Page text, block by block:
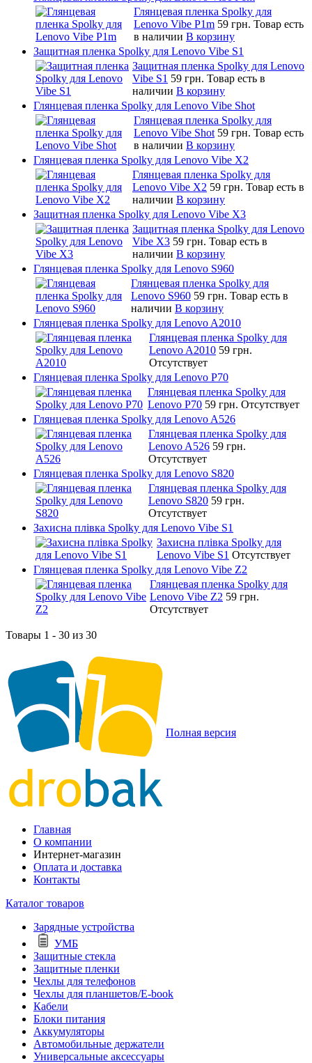
Глянцевая пленка Spolky для
Lenovo Vibe P1m 59 грн. Товар есть
в наличии В корзину
Защитная пленка Spolky для Lenovo Vibe S1
Защитная пленка Spolky для Lenovo
Vibe S1 59 грн. Товар есть в
наличии В корзину
Глянцевая пленка Spolky для Lenovo Vibe Shot
Глянцевая пленка Spolky для
Lenovo Vibe Shot 59 грн. Товар есть
в наличии В корзину
Глянцевая пленка Spolky для Lenovo Vibe X2
Глянцевая пленка Spolky для
Lenovo Vibe X2 59 грн. Товар есть в
наличии В корзину
Защитная пленка Spolky для Lenovo Vibe X3
Защитная пленка Spolky для Lenovo
Vibe X3 59 грн. Товар есть в
наличии В корзину
Глянцевая пленка Spolky для Lenovo S960
Глянцевая пленка Spolky для
Lenovo S960 59 грн. Товар есть в
наличии В корзину
Глянцевая пленка Spolky для Lenovo A2010
Глянцевая пленка Spolky для
Lenovo A2010 59 грн.
Отсутствует
Глянцевая пленка Spolky для Lenovo P70
Глянцевая пленка Spolky для
Lenovo P70 59 грн. Отсутствует
Глянцевая пленка Spolky для Lenovo A526
Глянцевая пленка Spolky для
Lenovo A526 59 грн.
Отсутствует
Глянцевая пленка Spolky для Lenovo S820
Глянцевая пленка Spolky для
Lenovo S820 59 грн.
Отсутствует
Захисна плівка Spolky для Lenovo Vibe S1
Захисна плівка Spolky для
Lenovo Vibe S1 Отсутствует
Глянцевая пленка Spolky для Lenovo Vibe Z2
Глянцевая пленка Spolky для
Lenovo Vibe Z2 59 грн.
Отсутствует
Товары 1 - 30 из 30
Полная версия
Главная
О компании
Интернет-магазин
Оплата и доставка
Контакты
Каталог товаров
Зарядные устройства
УМБ
Защитные стекла
Защитные пленки
Чехлы для телефонов
Чехлы для планшетов/E-book
Кабели
Блоки питания
Аккумуляторы
Автомобильные держатели
Универсальные аксессуары